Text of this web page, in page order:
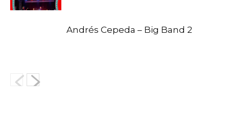
Andrés Cepeda – Big Band 2